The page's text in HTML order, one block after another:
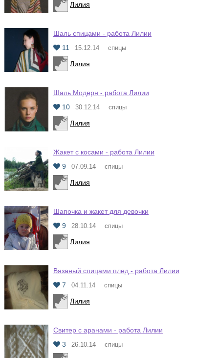
Лилия
Шаль спицами - работа Лилии
11
15.12.14 спицы
Лилия
Шаль Модерн - работа Лилии
10
30.12.14 спицы
Лилия
Жакет с косами - работа Лилии
9
07.09.14 спицы
Лилия
Шапочка и жакет для девочки
9
28.10.14 спицы
Лилия
Вязаный спицами плед - работа Лилии
7
04.11.14 спицы
Лилия
Свитер с аранами - работа Лилии
3
26.10.14 спицы